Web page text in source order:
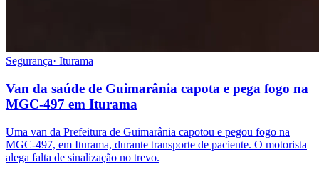
Segurança· Iturama
Van da saúde de Guimarânia capota e pega fogo na
MGC-497 em Iturama
Uma van da Prefeitura de Guimarânia capotou e pegou fogo na
MGC-497, em Iturama, durante transporte de paciente. O motorista
alega falta de sinalização no trevo.